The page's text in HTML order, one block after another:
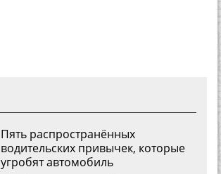
Пять распространённых
водительских привычек, которые
угробят автомобиль